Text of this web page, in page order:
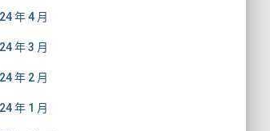
年 4 月
年 3 月
年 2 月
年 1 月